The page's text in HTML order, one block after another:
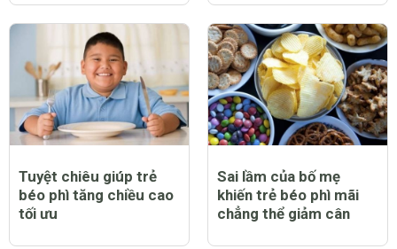
Tuyệt chiêu giúp trẻ
béo phì tăng chiều cao
tối ưu
Sai lầm của bố mẹ
khiến trẻ béo phì mãi
chẳng thể giảm cân